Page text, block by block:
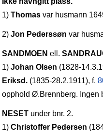
1) Thomas var husmann
2) Jon Pederssøn var
SANDMOEN ell.
1) Johan Olsen
Eriksd. (1835-28.2.1911), f.
opphold Ø.Brennberg. Ingen
NESET under bnr. 2.
1) Christoffer Pedersen